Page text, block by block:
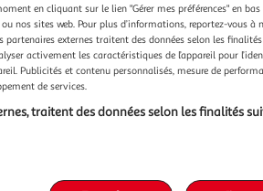
en cliquant sur le lien "Gérer mes préférences" en bas
nos sites web. Pour plus d’informations, reportez-vous à
externes traitent des données selon les
activement les caractéristiques de l’appareil pour
Publicités et contenu personnalisés, mesure de
de services.
traitent des données selon les finalités